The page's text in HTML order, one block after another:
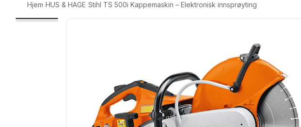
Hjem›HUS & HAGE›Stihl TS 500i Kappemaskin – Elektronisk innsprøyting